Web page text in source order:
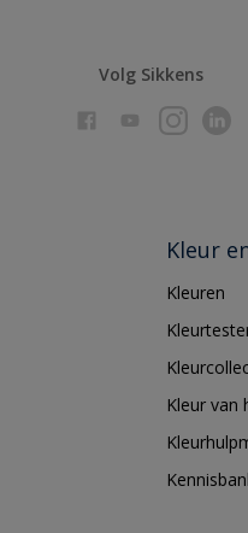
Volg Sikkens
Kleur
Kleuren
Kleur van